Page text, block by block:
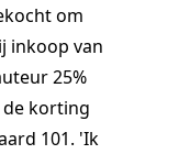
om
inkoop van
25%
korting
101. 'Ik